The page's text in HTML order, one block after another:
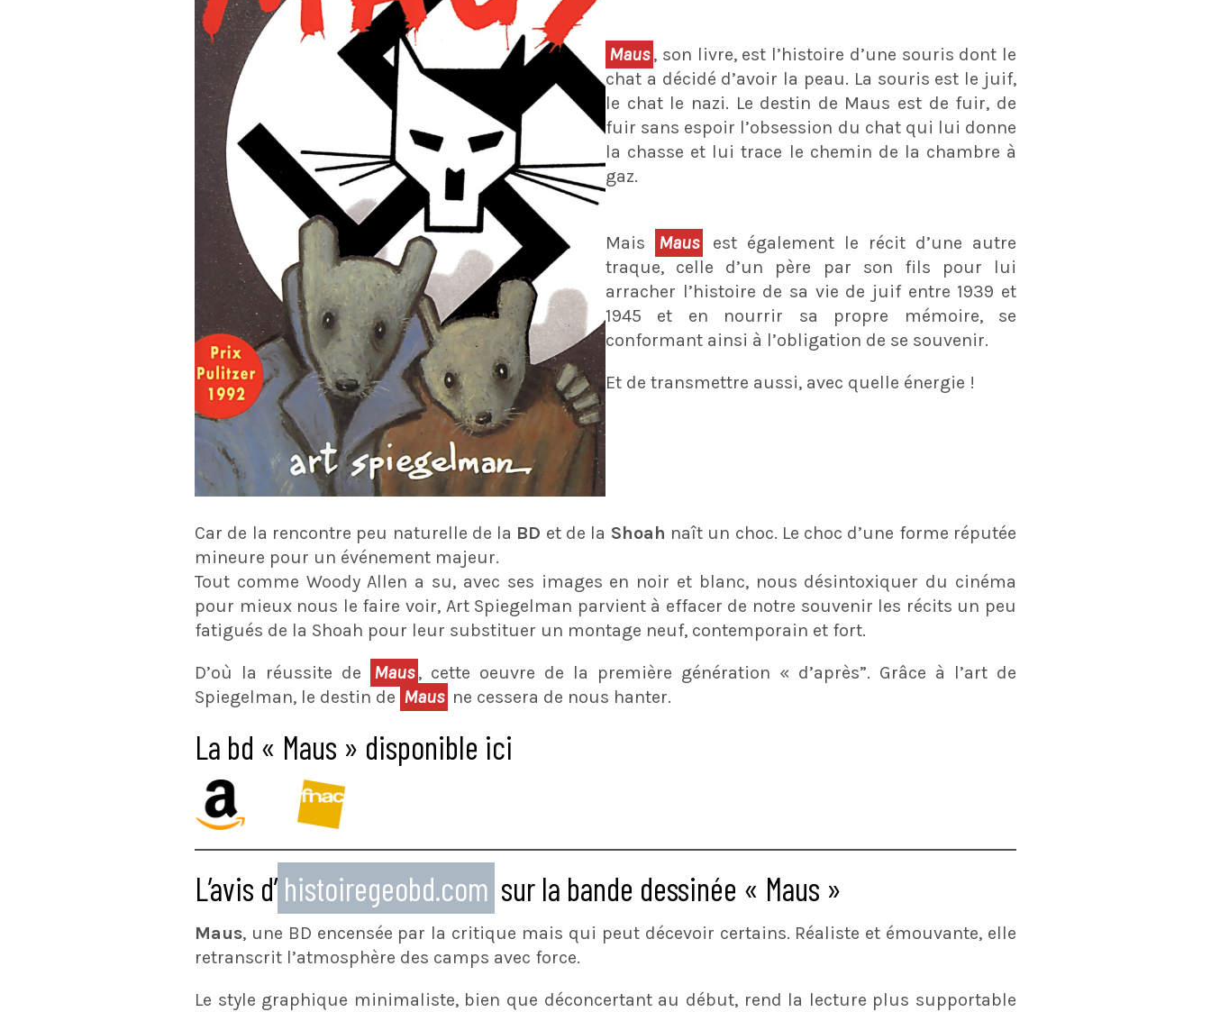
Maus , son livre, est l’histoire d’une souris dont le
chat a décidé d’avoir la peau. La souris est le juif,
le chat le nazi. Le destin de Maus est de fuir, de
fuir sans espoir l’obsession du chat qui lui donne
la chasse et lui trace le chemin de la chambre à
gaz.
Mais Maus
est également le récit d’une autre
traque, celle d’un père par son fils pour lui
arracher l’histoire de sa vie de juif entre 1939 et
1945 et en nourrir sa propre mémoire, se
conformant ainsi à l’obligation de se souvenir.
Et de transmettre aussi, avec quelle énergie !
Car de la rencontre peu naturelle de la BD et de la Shoah naît un choc. Le choc d’une forme réputée
mineure pour un événement majeur.
Tout comme Woody Allen a su, avec ses images en noir et blanc, nous désintoxiquer du cinéma
pour mieux nous le faire voir, Art Spiegelman parvient à effacer de notre souvenir les récits un peu
fatigués de la Shoah pour leur substituer un montage neuf, contemporain et fort.
D’où la réussite de Maus , cette oeuvre de la première génération « d’après”. Grâce à l’art de
Spiegelman, le destin de Maus ne cessera de nous hanter.
La bd « Maus » disponible ici
L’avis d’ histoiregeobd.com sur la bande dessinée « Maus »
Maus, une BD encensée par la critique mais qui peut décevoir certains. Réaliste et émouvante, elle
retranscrit l’atmosphère des camps avec force.
Le style graphique minimaliste, bien que déconcertant au début, rend la lecture plus supportable